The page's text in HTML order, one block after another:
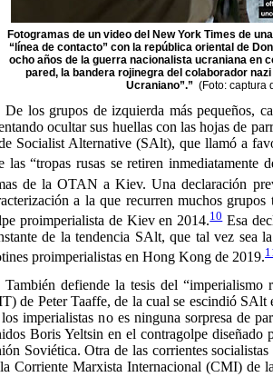
Fotogramas de un video del New York Times de
“línea de contacto” con la república oriental de
ocho años de la guerra nacionalista ucraniana en
pared, la bandera rojinegra del colaborador
Ucraniano”.” (Foto: captura
De los grupos de izquierda más pequeños,
ocultar sus huellas con las hojas de
Socialist Alternative (SAlt), que llamó a
las “tropas rusas se retiren inmediatamente
de la OTAN a Kiev. Una declaración
a la que recurren muchos
proimperialista de Kiev en 2014.10Esa
de la tendencia SAlt, que tal vez sea
proimperialistas en Hong Kong de 2019.
También defiende la tesis del “imperialismo
de Peter Taaffe, de la cual se escindió
imperialistas no es ninguna sorpresa de
Boris Yeltsin en el contragolpe
Soviética. Otra de las corrientes
Corriente Marxista Internacional (CMI) de